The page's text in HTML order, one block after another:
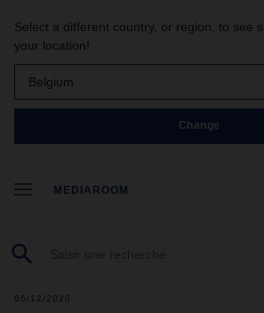
Select a different country, or region, to see
your location!
Belgium
Change
MEDIAROOM
05/12/2020